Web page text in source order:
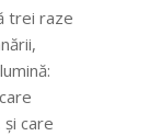
trei raze
care